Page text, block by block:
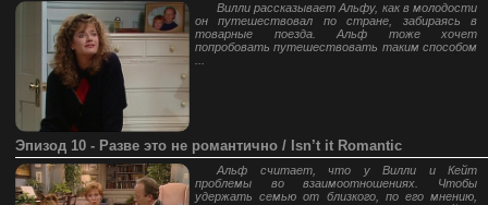
Вилли рассказывает Альфу, как в молодости
он путешествовал по стране, забираясь в
товарные поезда. Альф тоже хочет
попробовать путешествовать таким способом
Эпизод 10 - Разве это не романтично / Isn’t it Romantic
Альф считает, что у Вилли и Кейт
проблемы во взаимоотношениях. Чтобы
удержать семью от близкого, по его мнению,